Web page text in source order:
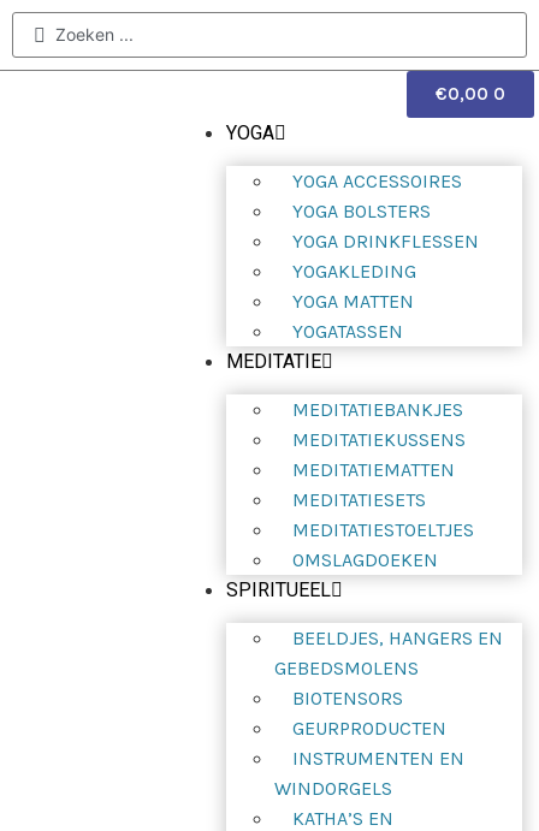
€0,00 0
YOGA
YOGA ACCESSOIRES
YOGA BOLSTERS
YOGA DRINKFLESSEN
YOGAKLEDING
YOGA MATTEN
YOGATASSEN
MEDITATIE
MEDITATIEBANKJES
MEDITATIEKUSSENS
MEDITATIEMATTEN
MEDITATIESETS
MEDITATIESTOELTJES
OMSLAGDOEKEN
SPIRITUEEL
BEELDJES, HANGERS EN
GEBEDSMOLENS
BIOTENSORS
GEURPRODUCTEN
INSTRUMENTEN EN
WINDORGELS
KATHA’S EN